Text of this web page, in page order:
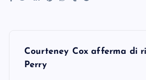
Courteney Cox afferma di
Perry